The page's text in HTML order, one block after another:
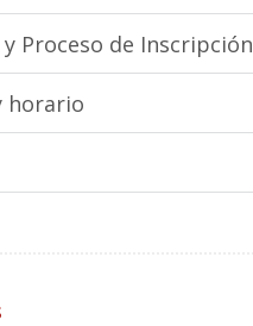
Proceso de Inscripción
horario